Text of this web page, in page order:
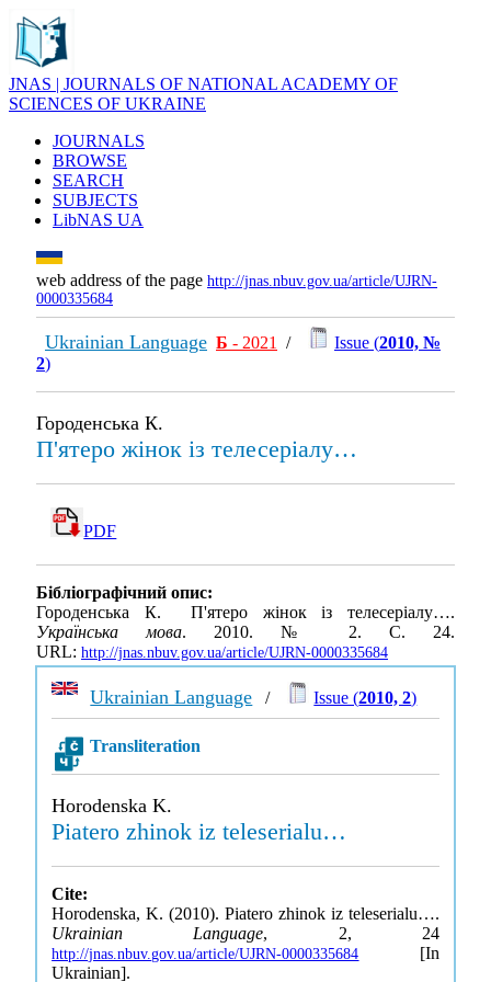
JNAS | JOURNALS OF NATIONAL ACADEMY OF
SCIENCES OF UKRAINE
JOURNALS
BROWSE
SEARCH
SUBJECTS
LibNAS UA
web address of the page http://jnas.nbuv.gov.ua/article/UJRN-
0000335684
Ukrainian Language Б - 2021 / Issue (2010, №
2)
Городенська К.
П'ятеро жінок із телесеріалу…
PDF
Бібліографічний опис:
Городенська К. П'ятеро жінок із телесеріалу….
Українська мова. 2010. № 2. С. 24.
URL: http://jnas.nbuv.gov.ua/article/UJRN-0000335684
Ukrainian Language / Issue (2010, 2)
Transliteration
Horodenska K.
Piatero zhinok iz teleserialu…
Cite:
Horodenska, K. (2010). Piatero zhinok iz teleserialu….
Ukrainian Language, 2, 24
http://jnas.nbuv.gov.ua/article/UJRN-0000335684 [In
Ukrainian].